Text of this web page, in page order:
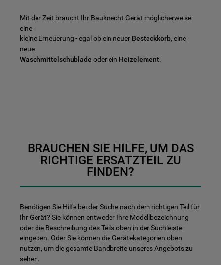
Mit der Zeit braucht Ihr Bauknecht Gerät möglicherweise
eine
kleine Erneuerung - egal ob ein neuer Besteckkorb, eine
neue
Waschmittelschublade oder ein Heizelement.
BRAUCHEN SIE HILFE, UM DAS
RICHTIGE ERSATZTEIL ZU
FINDEN?
Benötigen Sie Hilfe bei der Suche nach dem richtigen Teil für
Ihr Gerät? Sie können entweder Ihre Modellbezeichnung
oder die Beschreibung des Teils oben in der Suchleiste
eingeben. Oder Sie können die Gerätekategorien oben
nutzen, um die gesamte Bandbreite unseres Angebots zu
sehen.